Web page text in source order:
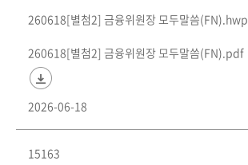
260618[별첨2] 금융위원장 모두말씀(FN).hwp
260618[별첨2] 금융위원장 모두말씀(FN).pdf
2026-06-18
15163